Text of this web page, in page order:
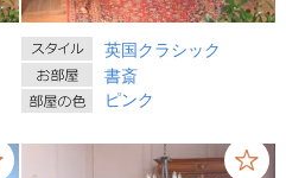
英国クラシック
書斎
ピンク